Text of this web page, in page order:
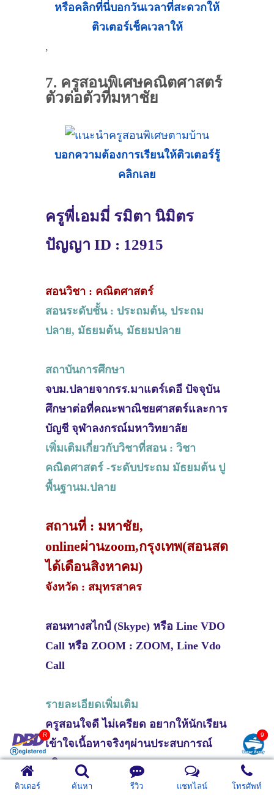
หรือคลิกที่นี่บอกวันเวลาที่สะดวกให้
ติวเตอร์เช็คเวลาให้
,
7. ครูสอนพิเศษคณิตศาสตร์
ตัวต่อตัวที่มหาชัย
บอกความต้องการเรียนให้ติวเตอร์รู้
คลิกเลย
ครูพี่เอมมี่ รมิตา นิมิตร
ปัญญา ID : 12915
สอนวิชา : คณิตศาสตร์
สอนระดับชั้น : ประถมต้น, ประถม
ปลาย, มัธยมต้น, มัธยมปลาย
สถาบันการศึกษา
จบม.ปลายจากรร.มาแตร์เดอี ปัจจุบัน
ศึกษาต่อที่คณะพาณิชยศาสตร์และการ
บัญชี จุฬาลงกรณ์มหาวิทยาลัย
เพิ่มเติมเกี่ยวกับวิชาที่สอน : วิชา
คณิตศาสตร์ -ระดับประถม มัธยมต้น ปู
พื้นฐานม.ปลาย
สถานที่ : มหาชัย,
onlineผ่านzoom,กรุงเทพ(สอนสด
ได้เดือนสิงหาคม)
จังหวัด : สมุทรสาคร
สอนทางสไกป์ (Skype) หรือ Line VDO
Call หรือ ZOOM : ZOOM, Line Vdo
Call
รายละเอียดเพิ่มเติม
ครูสอนใจดี ไม่เครียด อยากให้นักเรียน
เข้าใจเนื้อหาจริงๆผ่านประสบการณ์
จริงของครูเอง
อายุ 18 ปี เพศหญิง
ติวเตอร์ ค้นหา รีวิว แชทไลน์ โทรศัพท์